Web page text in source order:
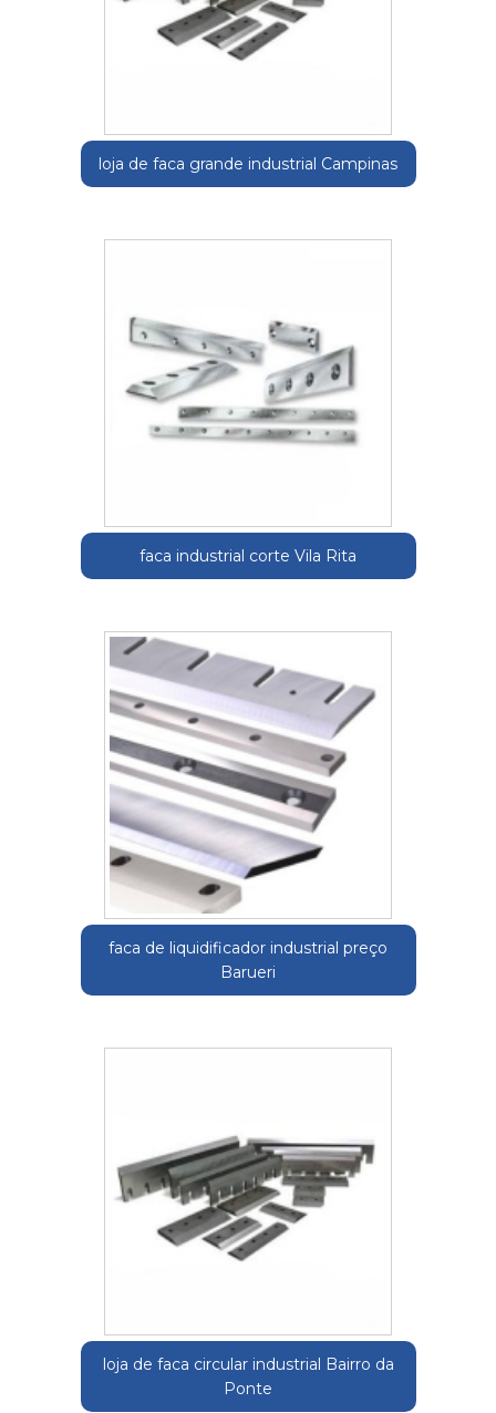
loja de faca grande industrial Campinas
faca industrial corte Vila Rita
faca de liquidificador industrial preço
Barueri
loja de faca circular industrial Bairro da
Ponte